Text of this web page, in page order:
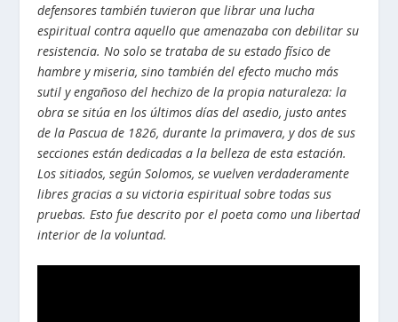
defensores también tuvieron que librar una lucha
espiritual contra aquello que amenazaba con debilitar su
resistencia. No solo se trataba de su estado físico de
hambre y miseria, sino también del efecto mucho más
sutil y engañoso del hechizo de la propia naturaleza: la
obra se sitúa en los últimos días del asedio, justo antes
de la Pascua de 1826, durante la primavera, y dos de sus
secciones están dedicadas a la belleza de esta estación.
Los sitiados, según Solomos, se vuelven verdaderamente
libres gracias a su victoria espiritual sobre todas sus
pruebas. Esto fue descrito por el poeta como una libertad
interior de la voluntad.